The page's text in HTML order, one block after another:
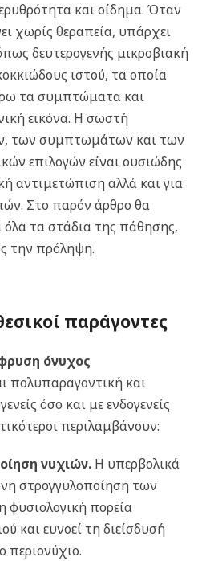
και οίδημα. Όταν
χωρίς θεραπεία, υπάρχει
δευτερογενής μικροβιακή
ιστού, τα οποία
τα συμπτώματα και
εικόνα. Η σωστή
των συμπτωμάτων και των
επιλογών είναι ουσιώδης
αντιμετώπιση αλλά και για
Στο παρόν άρθρο θα
όλα τα στάδια της πάθησης,
την πρόληψη.
παράγοντες
όνυχος
πολυπαραγοντική και
όσο και με ενδογενείς
περιλαμβάνουν:
νυχιών.Η υπερβολικά
στρογγυλοποίηση των
φυσιολογική πορεία
και ευνοεί τη διείσδυσή
περιονύχιο.